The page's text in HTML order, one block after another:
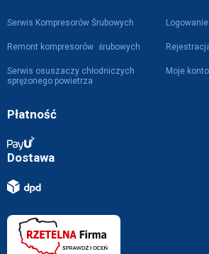
Serwis Kompresorów Śrubowych
Remont kompresorów śrubowych
Serwis osuszaczy chłodniczych
sprężonego powietrza
Logowanie
Moje konto
Płatność
Dostawa